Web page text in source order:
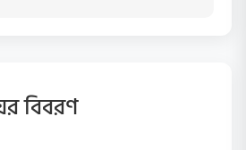
বিবরণ